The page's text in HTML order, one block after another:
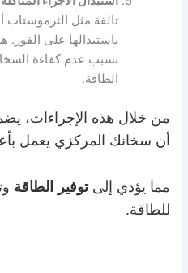
تالفة مثل الثرموستات
باستبدالها على الفور.
تسبب عدم كفاءة
الطاقة.
من خلال هذه الإجراءات،
أن سخانك المركزي يعمل
مما يؤدي إلىتوفير الطاقة
للطاقة.